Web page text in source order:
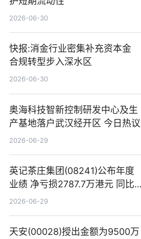
2026-06-30
快报:消金行业密集补充资本金
合规转型步入深水区
2026-06-30
奥海科技智新控制研发中心及生
产基地落户武汉经开区 今日热议
2026-06-29
英记茶庄集团(08241)公布年度
业绩 净亏损2787.7万港元 同比
扩大65.15% 焦点速读
2026-06-29
天安(00028)授出金额为9500万